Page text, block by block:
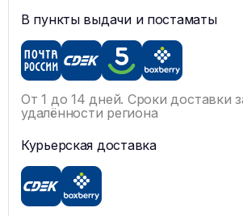
В пункты выдачи и постаматы
От 1 до 14 дней. Сроки доставки
удалённости региона
Курьерская доставка